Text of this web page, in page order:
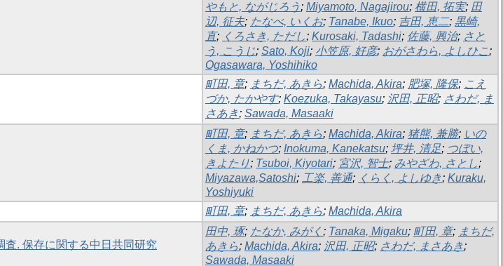
やもと, ながじろう ; Miyamoto, Nagajirou; 横田, 拓実; 田
辺, 征夫; たなべ, いくお; Tanabe, Ikuo; 吉田, 恵二; 黒崎,
直; くろさき, ただし; Kurosaki, Tadashi; 佐藤, 興治; さと
う, こうじ; Sato, Koji; 小笠原, 好彦; おがさわら, よしひこ;
Ogasawara, Yoshihiko
町田, 章; まちだ, あきら; Machida, Akira; 肥塚, 隆保; こえ
づか, たかやす; Koezuka, Takayasu; 沢田, 正昭; さわだ, ま
さあき; Sawada, Masaaki
町田, 章; まちだ, あきら; Machida, Akira; 猪熊, 兼勝; いの
くま, かねかつ; Inokuma, Kanekatsu; 坪井, 清足; つぼい,
きよたり; Tsuboi, Kiyotari; 宮沢, 智士; みやざわ, さとし;
Miyazawa,Satoshi; 工楽, 善通; くらく, よしゆき; Kuraku,
Yoshiyuki
町田, 章; まちだ, あきら; Machida, Akira
. 保存に関する中日共同研究
田中, 琢; たなか, みがく ; Tanaka, Migaku; 町田, 章; まちだ,
あきら; Machida, Akira; 沢田, 正昭; さわだ, まさあき;
Sawada, Masaaki